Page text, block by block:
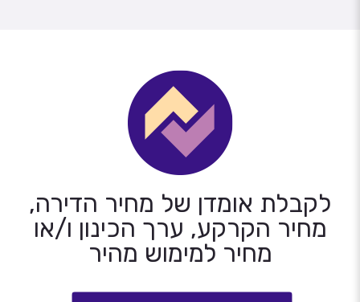
לקבלת אומדן של מחיר הדירה,
מחיר הקרקע, ערך הכינון ו/או
מחיר למימוש מהיר